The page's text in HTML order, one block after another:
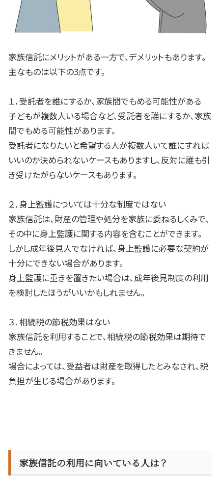
家族信託にメリットがある一方で、デメリットもあります。
主なものは以下の3点です。
１．受託者を誰にするか、家族間でもめる可能性がある
子どもが複数人いる場合など、受託者を誰にするか、家族
間でもめる可能性があります。
受託者になりたいと希望する人が複数人いて誰にすれば
いいのか決められないケースもありますし、反対に誰も引
き受けたがらないケースもあります。
２．身上監護については十分な制度ではない
家族信託は、財産の管理や処分を家族に委ねるしくみで、
その中に身上監護に関する内容を含むことができます。
しかし成年後見人でなければ、身上監護に必要な契約が
十分にできない場合があります。
身上監護に重きを置きたい場合は、成年後見制度の利用
を検討したほうがいいかもしれません。
３．相続税の節税効果はない
家族信託を利用することで、相続税の節税効果は期待で
きません。
場合によっては、受益者は財産を取得したとみなされ、税
負担が生じる場合があります。
家族信託の利用に向いている人は？